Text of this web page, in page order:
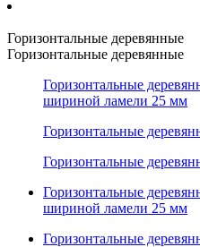
Горизонтальные деревянные
Горизонтальные деревянные
Горизонтальные
шириной ламели 25 мм
Горизонтальные
Горизонтальные
Горизонтальные
шириной ламели 25 мм
Горизонтальные